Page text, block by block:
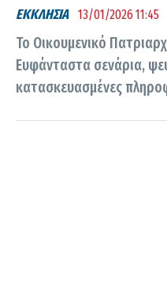
ΕΚΚΛΗΣΙΑ 13/01/2026 11:45
Το Οικουμενικό
Ευφάνταστα σενάρια,
κατασκευασμένες